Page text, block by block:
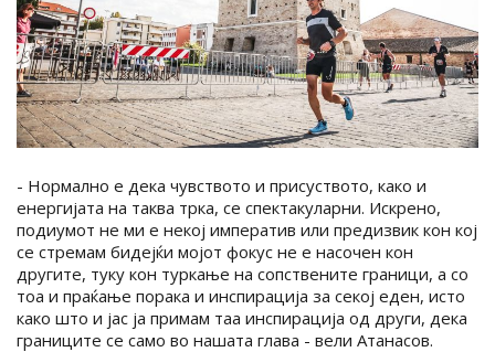
- Нормално е дека чувството и присуството, како и
енергијата на таква трка, се спектакуларни. Искрено,
подиумот не ми е некој императив или предизвик кон кој
се стремам бидејќи мојот фокус не е насочен кон
другите, туку кон туркање на сопствените граници, а со
тоа и праќање порака и инспирација за секој еден, исто
како што и јас ја примам таа инспирација од други, дека
границите се само во нашата глава - вели Атанасов.